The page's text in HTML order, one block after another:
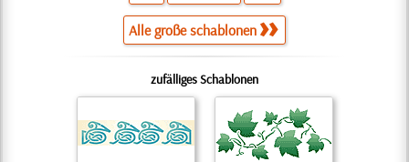
Alle große schablonen
zufälliges Schablonen